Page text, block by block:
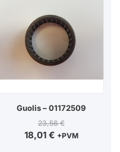
Guolis – 01172509
23,56€
18,01 € +PVM